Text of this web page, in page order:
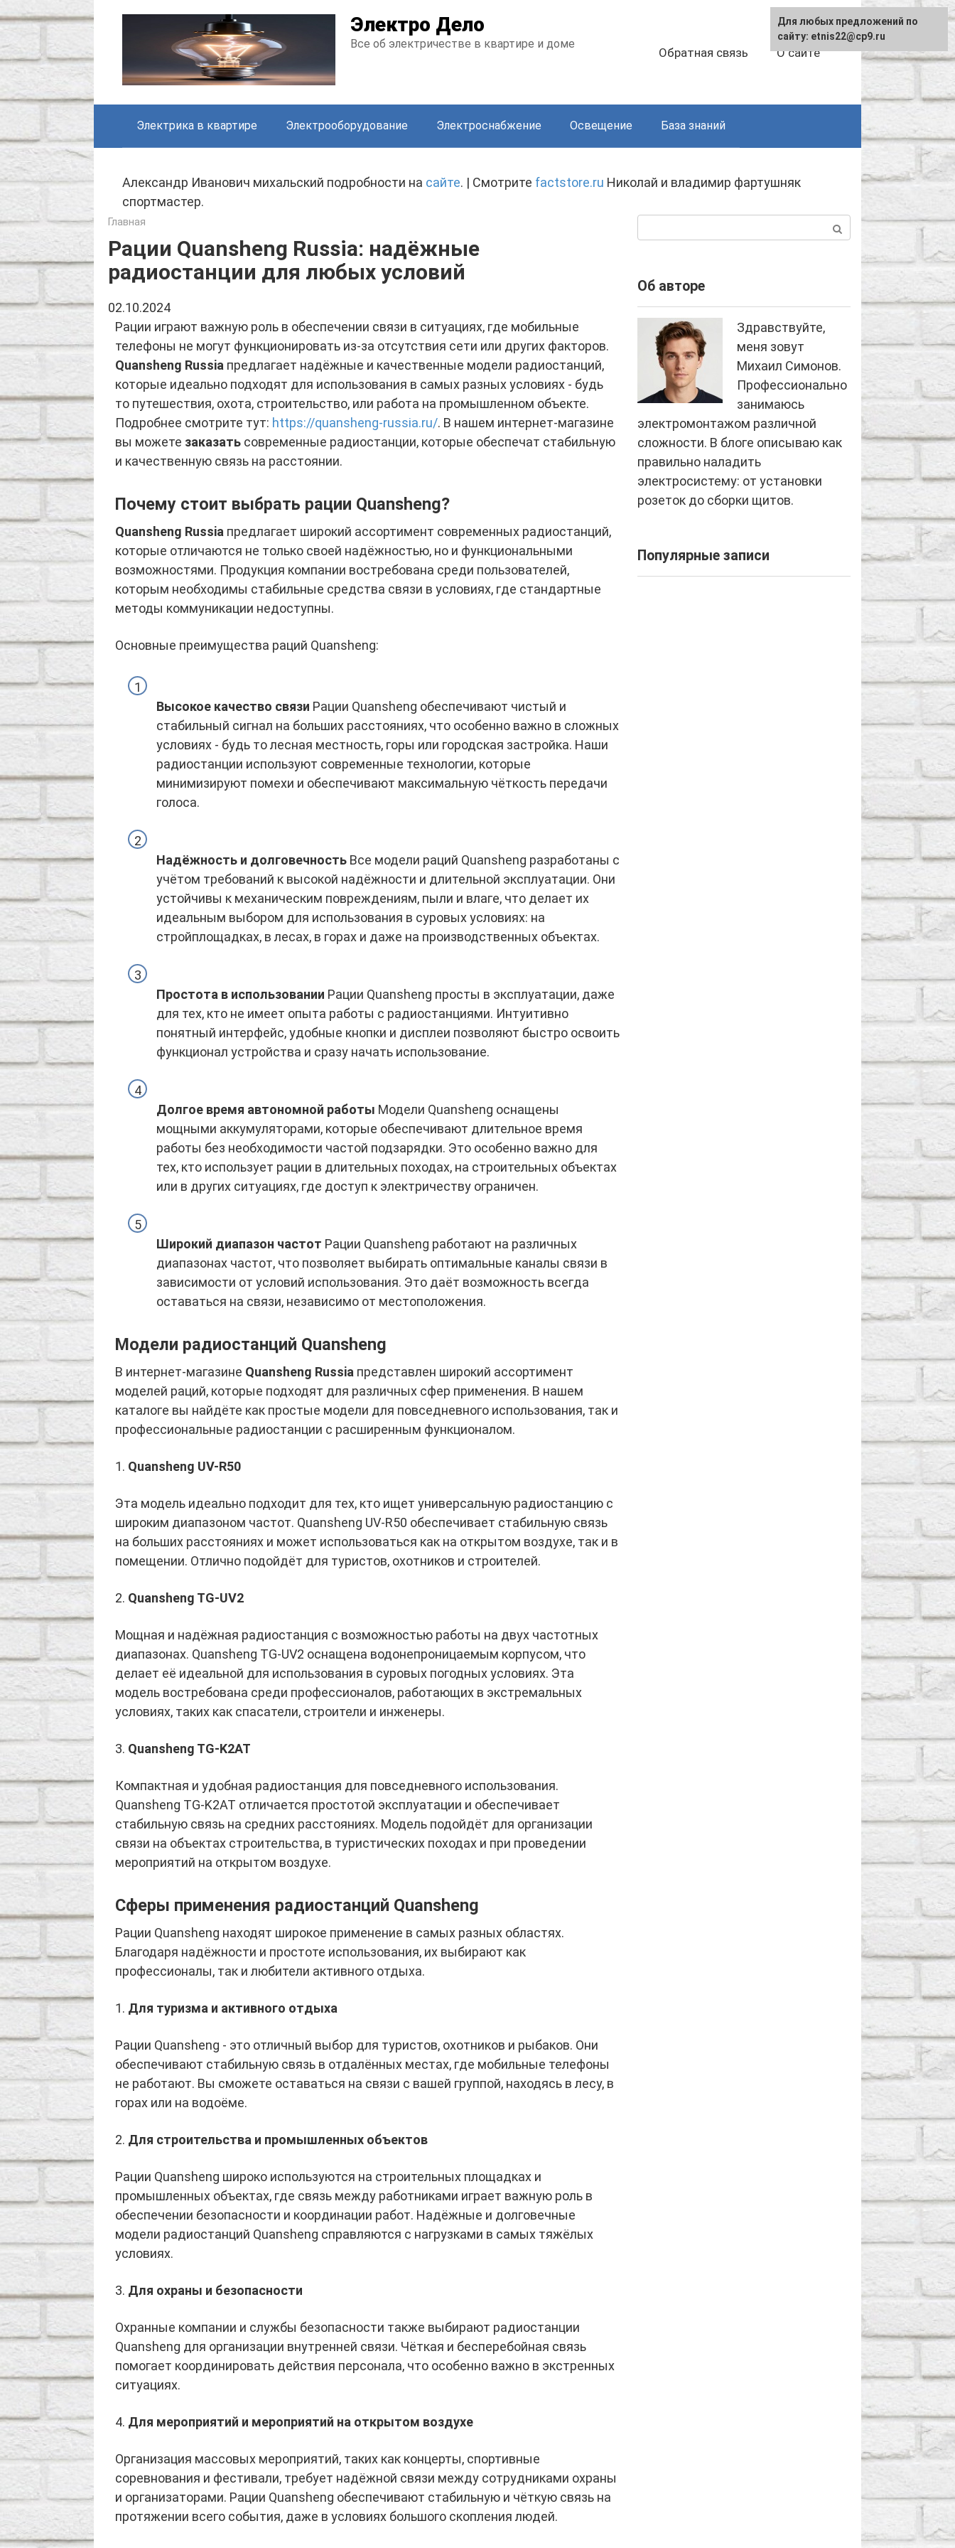
to
content
Электро Дело
Все об электричестве в квартире и доме
Обратная связь О сайте
Электрика в квартире Электрооборудование Электроснабжение Освещение База знаний
Александр Иванович михальский подробности на сайте. | Смотрите factstore.ru Николай и владимир фартушняк
спортмастер.
Главная
Рации Quansheng Russia: надёжные
радиостанции для любых условий
02.10.2024
Рации играют важную роль в обеспечении связи в ситуациях, где мобильные
телефоны не могут функционировать из-за отсутствия сети или других факторов.
Quansheng Russia предлагает надёжные и качественные модели радиостанций,
которые идеально подходят для использования в самых разных условиях - будь
то путешествия, охота, строительство, или работа на промышленном объекте.
Подробнее смотрите тут: https://quansheng-russia.ru/. В нашем интернет-магазине
вы можете заказать современные радиостанции, которые обеспечат стабильную
и качественную связь на расстоянии.
Почему стоит выбрать рации Quansheng?
Quansheng Russia предлагает широкий ассортимент современных радиостанций,
которые отличаются не только своей надёжностью, но и функциональными
возможностями. Продукция компании востребована среди пользователей,
которым необходимы стабильные средства связи в условиях, где стандартные
методы коммуникации недоступны.
Основные преимущества раций Quansheng:
Высокое качество связи Рации Quansheng обеспечивают чистый и
стабильный сигнал на больших расстояниях, что особенно важно в сложных
условиях - будь то лесная местность, горы или городская застройка. Наши
радиостанции используют современные технологии, которые
минимизируют помехи и обеспечивают максимальную чёткость передачи
голоса.
Надёжность и долговечность Все модели раций Quansheng разработаны с
учётом требований к высокой надёжности и длительной эксплуатации. Они
устойчивы к механическим повреждениям, пыли и влаге, что делает их
идеальным выбором для использования в суровых условиях: на
стройплощадках, в лесах, в горах и даже на производственных объектах.
Простота в использовании Рации Quansheng просты в эксплуатации, даже
для тех, кто не имеет опыта работы с радиостанциями. Интуитивно
понятный интерфейс, удобные кнопки и дисплеи позволяют быстро освоить
функционал устройства и сразу начать использование.
Долгое время автономной работы Модели Quansheng оснащены
мощными аккумуляторами, которые обеспечивают длительное время
работы без необходимости частой подзарядки. Это особенно важно для
тех, кто использует рации в длительных походах, на строительных объектах
или в других ситуациях, где доступ к электричеству ограничен.
Широкий диапазон частот Рации Quansheng работают на различных
диапазонах частот, что позволяет выбирать оптимальные каналы связи в
зависимости от условий использования. Это даёт возможность всегда
оставаться на связи, независимо от местоположения.
Модели радиостанций Quansheng
В интернет-магазине Quansheng Russia представлен широкий ассортимент
моделей раций, которые подходят для различных сфер применения. В нашем
каталоге вы найдёте как простые модели для повседневного использования, так и
профессиональные радиостанции с расширенным функционалом.
1. Quansheng UV-R50
Эта модель идеально подходит для тех, кто ищет универсальную радиостанцию с
широким диапазоном частот. Quansheng UV-R50 обеспечивает стабильную связь
на больших расстояниях и может использоваться как на открытом воздухе, так и в
помещении. Отлично подойдёт для туристов, охотников и строителей.
2. Quansheng TG-UV2
Мощная и надёжная радиостанция с возможностью работы на двух частотных
диапазонах. Quansheng TG-UV2 оснащена водонепроницаемым корпусом, что
делает её идеальной для использования в суровых погодных условиях. Эта
модель востребована среди профессионалов, работающих в экстремальных
условиях, таких как спасатели, строители и инженеры.
3. Quansheng TG-K2AT
Компактная и удобная радиостанция для повседневного использования.
Quansheng TG-K2AT отличается простотой эксплуатации и обеспечивает
стабильную связь на средних расстояниях. Модель подойдёт для организации
связи на объектах строительства, в туристических походах и при проведении
мероприятий на открытом воздухе.
Сферы применения радиостанций Quansheng
Рации Quansheng находят широкое применение в самых разных областях.
Благодаря надёжности и простоте использования, их выбирают как
профессионалы, так и любители активного отдыха.
1. Для туризма и активного отдыха
Рации Quansheng - это отличный выбор для туристов, охотников и рыбаков. Они
обеспечивают стабильную связь в отдалённых местах, где мобильные телефоны
не работают. Вы сможете оставаться на связи с вашей группой, находясь в лесу, в
горах или на водоёме.
2. Для строительства и промышленных объектов
Рации Quansheng широко используются на строительных площадках и
промышленных объектах, где связь между работниками играет важную роль в
обеспечении безопасности и координации работ. Надёжные и долговечные
модели радиостанций Quansheng справляются с нагрузками в самых тяжёлых
условиях.
3. Для охраны и безопасности
Охранные компании и службы безопасности также выбирают радиостанции
Quansheng для организации внутренней связи. Чёткая и бесперебойная связь
помогает координировать действия персонала, что особенно важно в экстренных
ситуациях.
4. Для мероприятий и мероприятий на открытом воздухе
Организация массовых мероприятий, таких как концерты, спортивные
соревнования и фестивали, требует надёжной связи между сотрудниками охраны
и организаторами. Рации Quansheng обеспечивают стабильную и чёткую связь на
протяжении всего события, даже в условиях большого скопления людей.
Об авторе
Здравствуйте,
меня зовут
Михаил Симонов.
Профессионально
занимаюсь
электромонтажом различной
сложности. В блоге описываю как
правильно наладить
электросистему: от установки
розеток до сборки щитов.
Популярные записи
Для любых предложений по
сайту: etnis22@cp9.ru